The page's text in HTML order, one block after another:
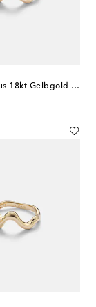
Ring Wave aus 18kt Gelbgold mit Smaragd